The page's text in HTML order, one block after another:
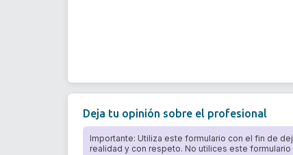
Deja tu opinión sobre el profesional
Importante: Utiliza este formulario con el fin de
realidad y con respeto. No utilices este